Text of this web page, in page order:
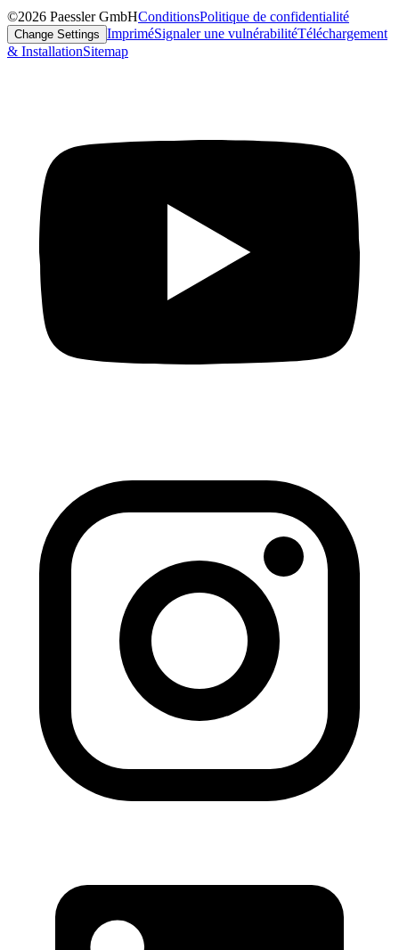
©2026 Paessler GmbHConditionsPolitique de confidentialité
Change Settings ImpriméSignaler une vulnérabilitéTéléchargement
& InstallationSitemap